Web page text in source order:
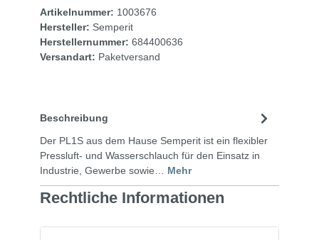
Artikelnummer: 1003676
Hersteller: Semperit
Herstellernummer: 684400636
Versandart: Paketversand
Beschreibung
Der PL1S aus dem Hause Semperit ist ein flexibler
Pressluft- und Wasserschlauch für den Einsatz in
Industrie, Gewerbe sowie… Mehr
Rechtliche Informationen